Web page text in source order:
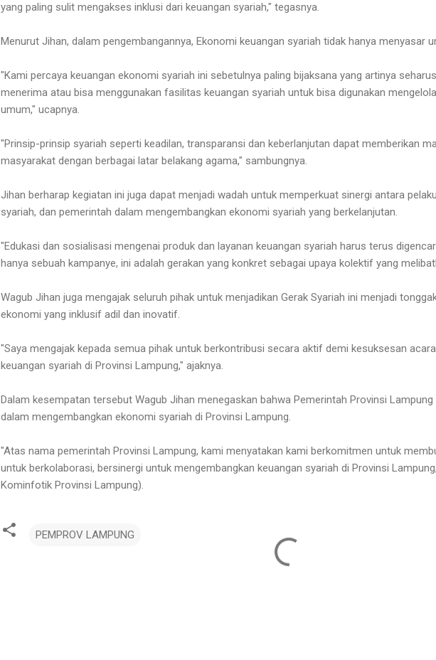
yang paling sulit mengakses inklusi dari keuangan syariah," tegasnya.
Menurut Jihan, dalam pengembangannya, Ekonomi keuangan syariah tidak hanya menyasar
"Kami percaya keuangan ekonomi syariah ini sebetulnya paling bijaksana yang artinya
menerima atau bisa menggunakan fasilitas keuangan syariah untuk bisa digunakan
umum," ucapnya.
"Prinsip-prinsip syariah seperti keadilan, transparansi dan keberlanjutan dapat memberikan
masyarakat dengan berbagai latar belakang agama," sambungnya.
Jihan berharap kegiatan ini juga dapat menjadi wadah untuk memperkuat sinergi antara
syariah, dan pemerintah dalam mengembangkan ekonomi syariah yang berkelanjutan.
"Edukasi dan sosialisasi mengenai produk dan layanan keuangan syariah harus terus
hanya sebuah kampanye, ini adalah gerakan yang konkret sebagai upaya kolektif yang
Wagub Jihan juga mengajak seluruh pihak untuk menjadikan Gerak Syariah ini menjadi
ekonomi yang inklusif adil dan inovatif.
"Saya mengajak kepada semua pihak untuk berkontribusi secara aktif demi kesuksesan
keuangan syariah di Provinsi Lampung," ajaknya.
Dalam kesempatan tersebut Wagub Jihan menegaskan bahwa Pemerintah Provinsi
dalam mengembangkan ekonomi syariah di Provinsi Lampung.
"Atas nama pemerintah Provinsi Lampung, kami menyatakan kami berkomitmen untuk
untuk berkolaborasi, bersinergi untuk mengembangkan keuangan syariah di Provinsi
Kominfotik Provinsi Lampung).
PEMPROV LAMPUNG